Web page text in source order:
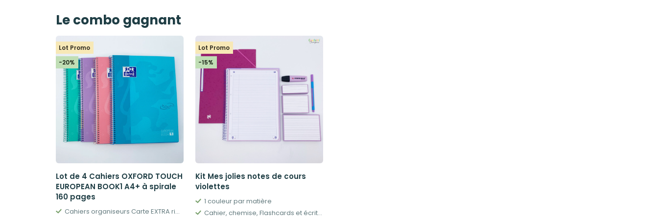
Le combo gagnant
Lot Promo
-20%
Lot de 4 Cahiers OXFORD TOUCH
EUROPEAN BOOK1 A4+ à spirale
160 pages
Cahiers organiseurs Carte EXTRA rigide
Lot Promo
-15%
Kit Mes jolies notes de cours
violettes
1 couleur par matière
Cahier, chemise, Flashcards et écriture